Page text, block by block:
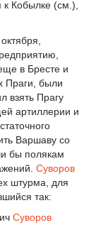
Кобылке (см.),
в Бресте и
Праги, были
взять Прагу
артиллерии и
Варшаву со
бы полякам
Суворов
штурма, для
так:
Суворов